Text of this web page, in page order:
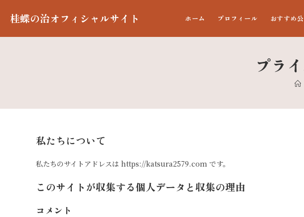
桂蝶の治オフィシャルサイト ホーム プロフィール おすすめ
プラ
私たちについて
私たちのサイトアドレスは https://katsura2579.com です。
このサイトが収集する個人データと収集の理由
コメント